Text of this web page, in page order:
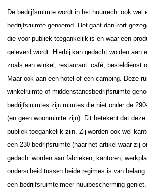
De bedrijfsruimte wordt in het huurrecht ook wel
bedrijfsruimte genoemd. Het gaat dan kort
die voor publiek toegankelijk is en waar een
geleverd wordt. Hierbij kan gedacht worden aan
zoals een winkel, restaurant, café, besteldienst
Maar ook aan een hotel of een camping. Deze
winkelruimte of middenstandsbedrijfsruimte
bedrijfsruimtes zijn ruimtes die niet onder de
(en geen woonruimte zijn). Dit betekent dat
publiek toegankelijk zijn. Zij worden ook wel
een 230-bedrijfsruimte (naar het artikel waar zij
gedacht worden aan fabrieken, kantoren,
onderscheid tussen beide regimes is van belang
een bedrijfsruimte meer huurbescherming